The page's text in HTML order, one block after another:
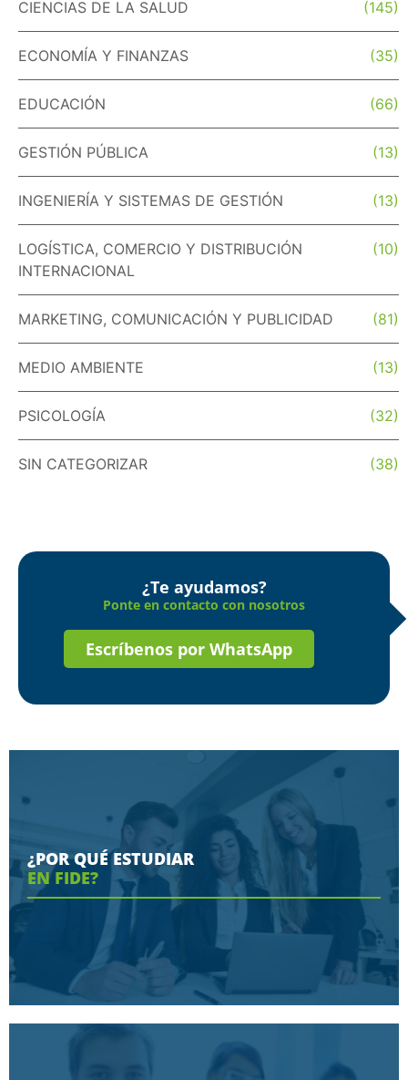
CIENCIAS DE LA SALUD (145)
ECONOMÍA Y FINANZAS (35)
EDUCACIÓN (66)
GESTIÓN PÚBLICA (13)
INGENIERÍA Y SISTEMAS DE GESTIÓN (13)
LOGÍSTICA, COMERCIO Y DISTRIBUCIÓN
INTERNACIONAL
(10)
MARKETING, COMUNICACIÓN Y PUBLICIDAD (81)
MEDIO AMBIENTE (13)
PSICOLOGÍA (32)
SIN CATEGORIZAR (38)
¿Te ayudamos?
Ponte en contacto con nosotros
Escríbenos por WhatsApp
¿POR QUÉ ESTUDIAR
EN FIDE?